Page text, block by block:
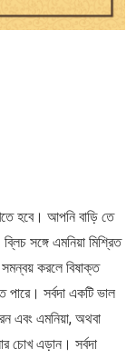
হবে। আপনি বাড়ি তে
সঙ্গে এমনিয়া মিশ্রিত
সমন্বয় করলে বিষাক্ত
পারে। সর্বদা একটি ভাল
এবং এমনিয়া, অথবা
চোখ এড়ান। সর্বদা